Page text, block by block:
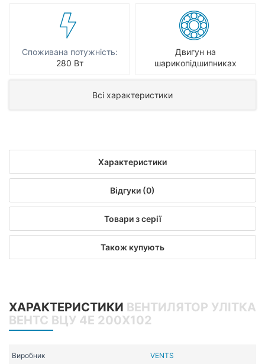
Споживана потужність:
280 Вт
Двигун на
шарикопідшипниках
Всі характеристики
Характеристики
Відгуки (0)
Товари з серії
Також купують
ХАРАКТЕРИСТИКИ ВЕНТИЛЯТОР УЛІТКА
ВЕНТС ВЦУ 4Е 200Х102
Виробник VENTS